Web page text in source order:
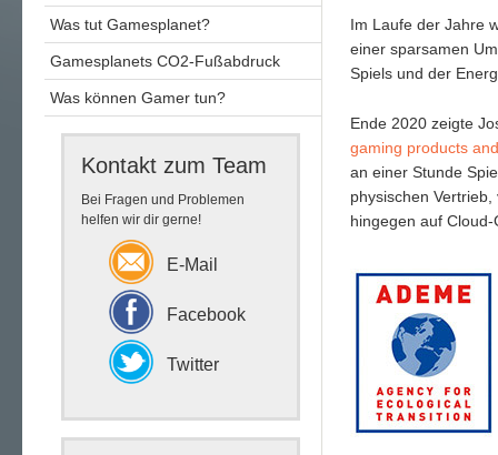
Was tut Gamesplanet?
Gamesplanets CO2-Fußabdruck
Was können Gamer tun?
Kontakt zum Team
Bei Fragen und Problemen
helfen wir dir gerne!
E-Mail
Facebook
Twitter
Im Laufe der Jahre
einer sparsamen
Spiels und der
Ende 2020 zeigte
gaming products
an einer Stunde
physischen
hingegen auf